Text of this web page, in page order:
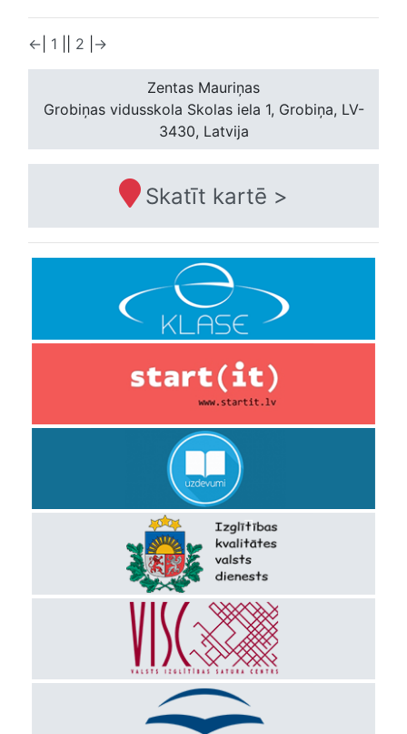
← 1 2 →
Zentas Mauriņas
Grobiņas vidusskola Skolas iela 1, Grobiņa, LV-
3430, Latvija
Skatīt kartē >